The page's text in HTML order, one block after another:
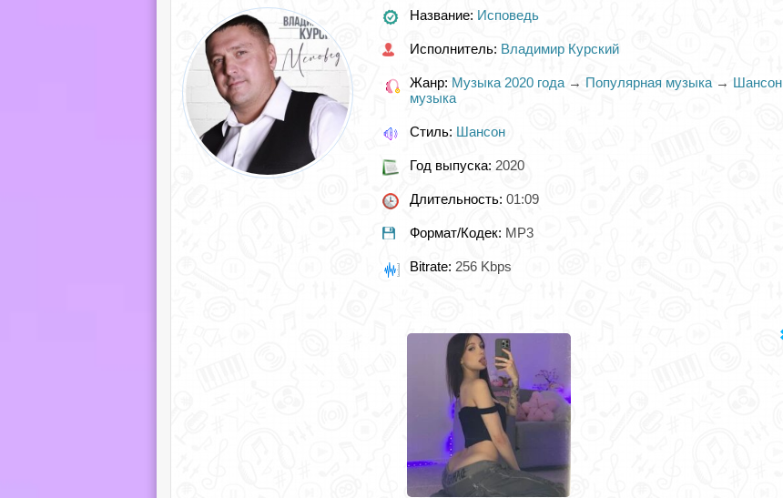
Название: Исповедь
Исполнитель: Владимир Курский
Жанр: Музыка 2020 года → Популярная музыка → Шансон
музыка
Стиль: Шансон
Год выпуска: 2020
Длительность: 01:09
Формат/Кодек: MP3
Bitrate: 256 Kbps